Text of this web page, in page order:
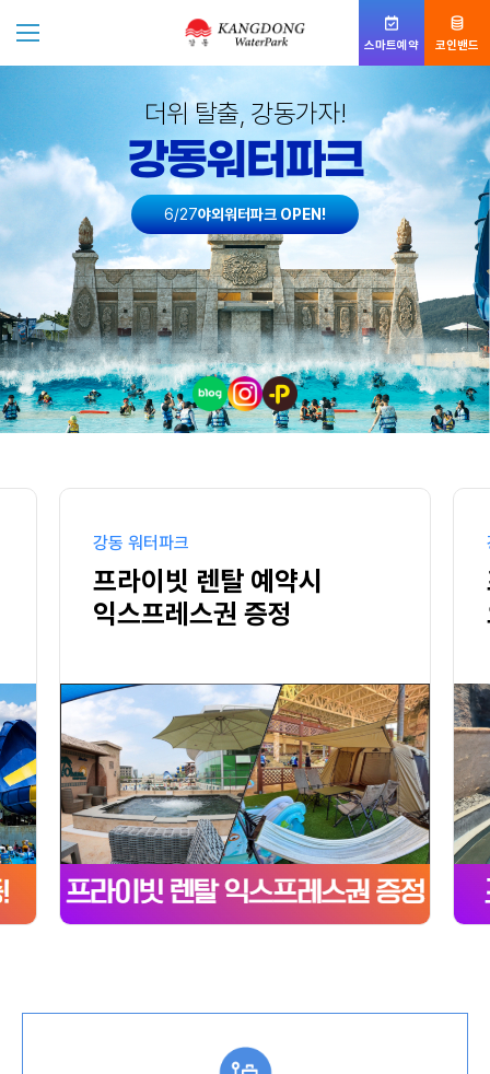
스마트예약 코인밴드
더위 탈출, 강동가자!
강동워터파크
6/27야외워터파크 OPEN!
강동 워터파크
프라이빗 렌탈 예약시
익스프레스권 증정